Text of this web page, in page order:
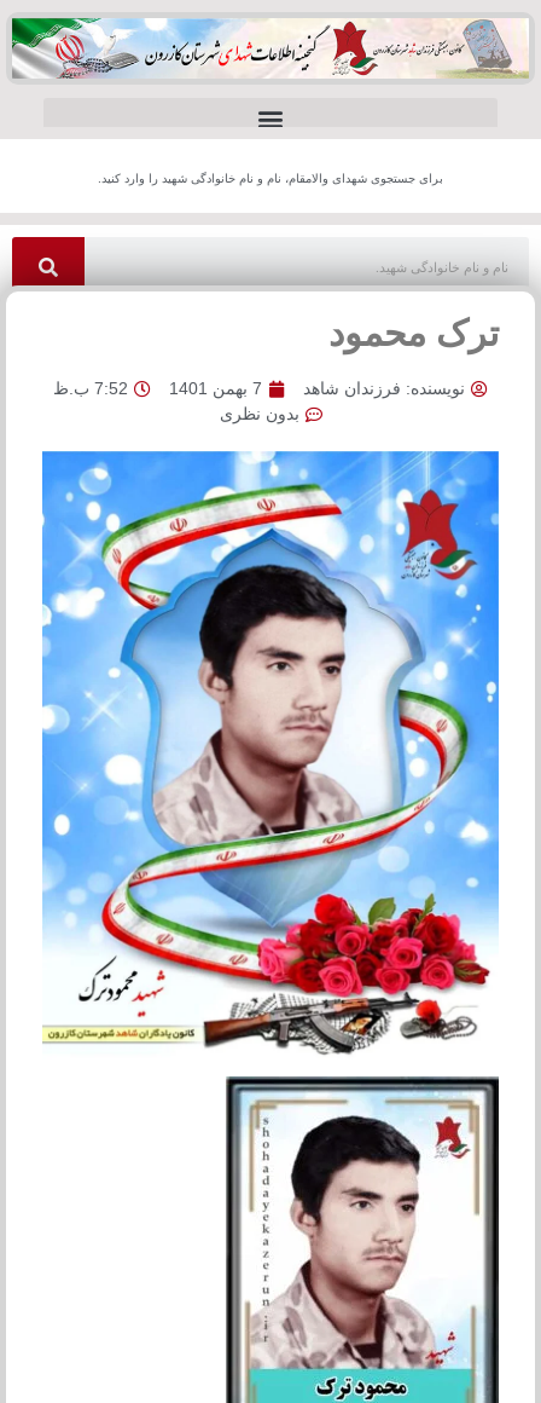
برای جستجوی شهدای والامقام، نام و نام خانوادگی شهید را وارد کنید.
ترک محمود
نویسنده: فرزندان شاهد 7 بهمن 1401
7:52 ب.ظ
بدون نظری